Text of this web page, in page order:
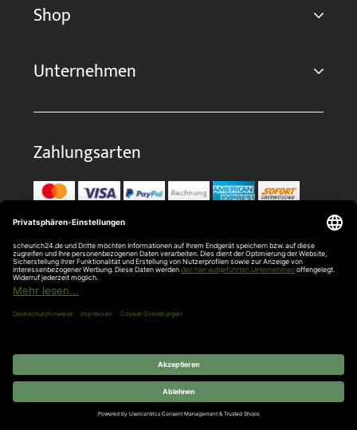
Shop
Unternehmen
Zahlungsarten
Kontakt